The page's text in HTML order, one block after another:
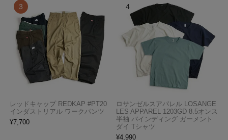
レッドキャップ REDKAP #PT20
インダストリアル ワークパンツ
¥7,700
ロサンゼルスアパレル LOSANGE
LES APPAREL 1203GD 8.5オンス
半袖 バインディング ガーメント
ダイ Tシャツ
¥4,990